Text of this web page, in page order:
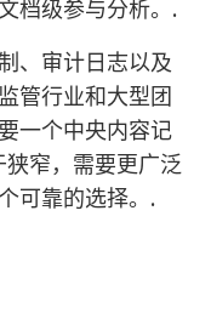
档级参与分析。.
、审计日志以及
管行业和大型团
一个中央内容记
狭窄，需要更广泛
可靠的选择。.